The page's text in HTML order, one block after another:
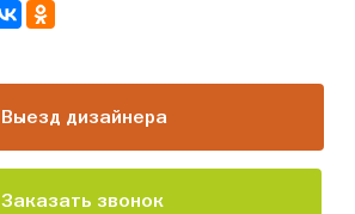
Выезд дизайнера
Заказать звонок